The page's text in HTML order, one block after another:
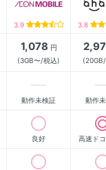
3.9 3.8
1,078 円
(3GB〜/税込)
動作未検証 動作
良好 高速ド